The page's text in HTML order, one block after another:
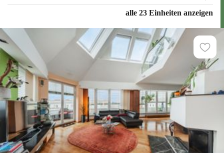
alle 23 Einheiten anzeigen